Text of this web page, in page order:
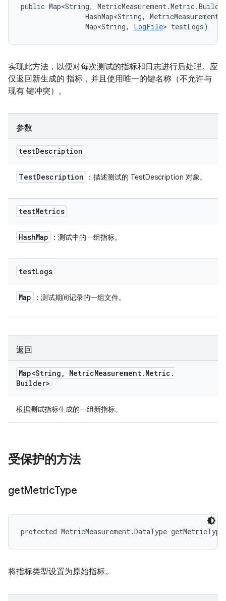
public Map<String,
HashMap<String,
                Map<String,
LogFile> testLogs)
实现此方法，以便对每次测试的指标和日志进行后处理。应
仅返回新生成的 指标，并且使用唯一的键名称（不允许与
现有 键冲突）。
参数
testDescription
TestDescription ：描述测试的 TestDescription 对象。
testMetrics
HashMap ：测试中的一组指标。
testLogs
Map ：测试期间记录的一组文件。
返回
Map<String , MetricMeasurement. Metric .
Builder>
根据测试指标生成的一组新指标。
受保护的方法
getMetricType
protected MetricMeasurement.DataType
将指标类型设置为原始指标。